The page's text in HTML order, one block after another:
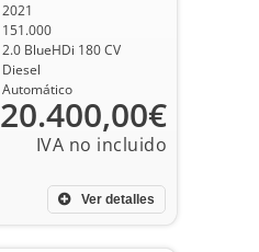
2021
151.000
2.0 BlueHDi 180 CV
Diesel
Automático
Ver detalles
20.400,00€